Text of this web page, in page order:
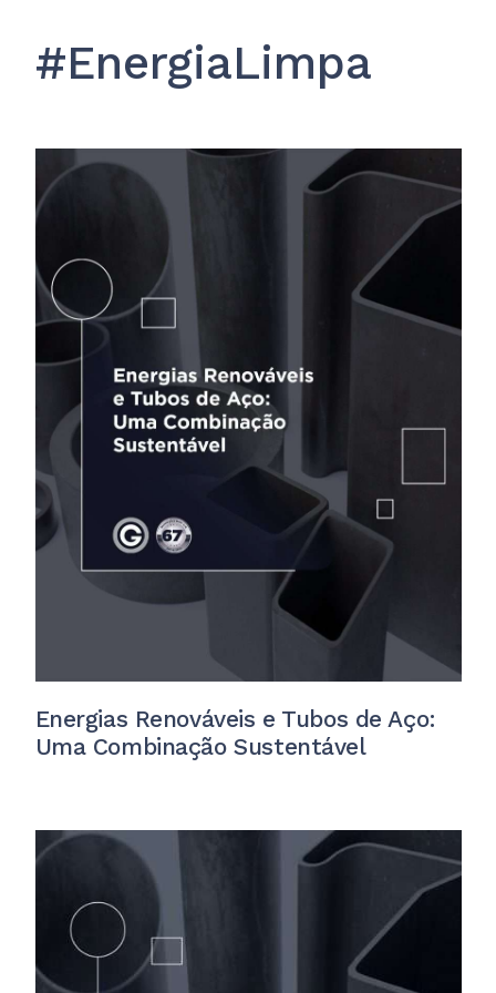
#EnergiaLimpa
Energias Renováveis e Tubos de Aço:
Uma Combinação Sustentável